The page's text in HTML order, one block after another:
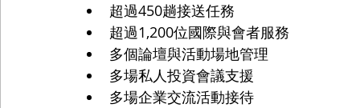
超過450趟接送任務
超過1,200位國際與會者服務
多個論壇與活動場地管理
多場私人投資會議支援
多場企業交流活動接待